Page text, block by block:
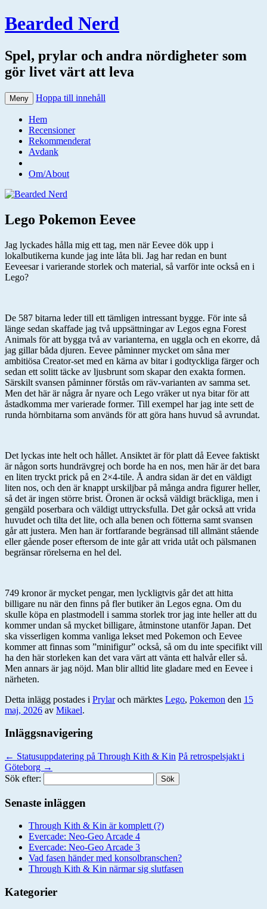
Bearded Nerd
Spel, prylar och andra nördigheter som
gör livet värt att leva
Meny Hoppa till innehåll
Hem
Recensioner
Rekommenderat
Avdank
Om/About
Lego Pokemon Eevee
Jag lyckades hålla mig ett tag, men när Eevee dök upp i
lokalbutikerna kunde jag inte låta bli. Jag har redan en bunt
Eeveesar i varierande storlek och material, så varför inte också en i
Lego?
De 587 bitarna leder till ett tämligen intressant bygge. För inte så
länge sedan skaffade jag två uppsättningar av Legos egna Forest
Animals för att bygga två av varianterna, en uggla och en ekorre, då
jag gillar båda djuren. Eevee påminner mycket om såna mer
ambitiösa Creator-set med en kärna av bitar i godtyckliga färger och
sedan ett solitt täcke av ljusbrunt som skapar den exakta formen.
Särskilt svansen påminner förstås om räv-varianten av samma set.
Men det här är några år nyare och Lego vräker ut nya bitar för att
åstadkomma mer varierade former. Till exempel har jag inte sett de
runda hörnbitarna som används för att göra hans huvud så avrundat.
Det lyckas inte helt och hållet. Ansiktet är för platt då Eevee faktiskt
är någon sorts hundrävgrej och borde ha en nos, men här är det bara
en liten tryckt prick på en 2×4-tile. Å andra sidan är det en väldigt
liten nos, och den är knappt urskiljbar på många andra figurer heller,
så det är ingen större brist. Öronen är också väldigt bräckliga, men i
gengäld poserbara och väldigt uttrycksfulla. Det går också att vrida
huvudet och tilta det lite, och alla benen och fötterna samt svansen
går att justera. Men han är fortfarande begränsad till allmänt stående
eller gående poser eftersom de inte går att vrida utåt och pälsmanen
begränsar rörelserna en hel del.
749 kronor är mycket pengar, men lyckligtvis går det att hitta
billigare nu när den finns på fler butiker än Legos egna. Om du
skulle köpa en plastmodell i samma storlek tror jag inte heller att du
kommer undan så mycket billigare, åtminstone utanför Japan. Det
ska visserligen komma vanliga lekset med Pokemon och Eevee
kommer att finnas som ”minifigur” också, så om du inte specifikt vill
ha den här storleken kan det vara värt att vänta ett halvår eller så.
Men annars är jag nöjd. Man blir alltid lite gladare med en Eevee i
närheten.
Detta inlägg postades i Prylaroch märktes Lego, Pokemon den 15
maj, 2026 av Mikael.
Inläggsnavigering
← Statusuppdatering på Through Kith & Kin På retrospelsjakt i
Göteborg →
Sök efter:
Senaste inläggen
Through Kith & Kin är komplett (?)
Evercade: Neo-Geo Arcade 4
Evercade: Neo-Geo Arcade 3
Vad fasen händer med konsolbranschen?
Through Kith & Kin närmar sig slutfasen
Kategorier